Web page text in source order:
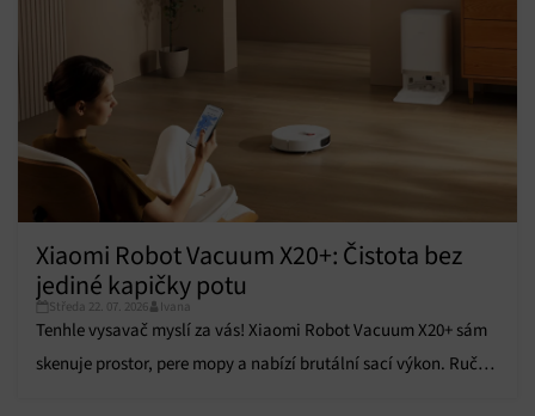
zobrazování reklamy a obsahu, Ukládání a sdělování
voleb ochrany osobních údajů.
Xiaomi Robot Vacuum X20+: Čistota bez
jediné kapičky potu
Středa 22. 07. 2026 Ivana
Tenhle vysavač myslí za vás! Xiaomi Robot Vacuum X20+ sám
skenuje prostor, pere mopy a nabízí brutální sací výkon. Ruční